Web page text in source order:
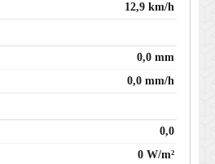
12,9 km/h
0,0 mm
0,0 mm/h
0,0
0 W/m²